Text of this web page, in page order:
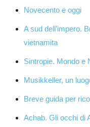
Novecento e oggi
A sud dell’impero.
vietnamita
Sintropie. Mondo e
Musikkeller, un
Breve guida per
Achab. Gli occhi di